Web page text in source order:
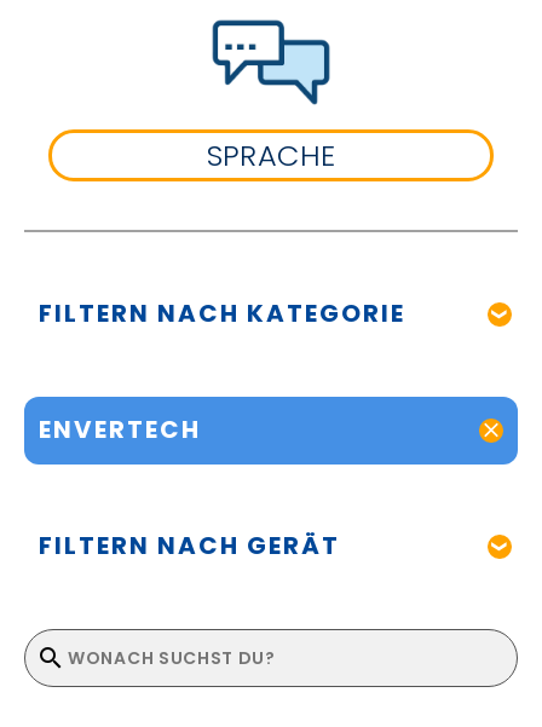
SPRACHE
FILTERN NACH KATEGORIE
ENVERTECH
FILTERN NACH GERÄT